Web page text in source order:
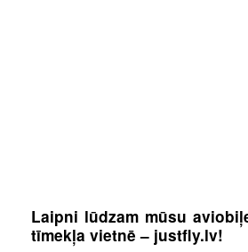
Laipni lūdzam mūsu
tīmekļa vietnē – justfly.lv!